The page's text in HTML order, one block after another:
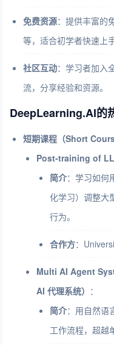
免费资源：提供丰富的
等，适合初学者快速上手
社区互动：学习者加入
流，分享经验和资源。
DeepLearning.AI的
短期课程（Short
Post-training of
简介：学习如何
化学习）调整大
行为。
合作方：
Multi AI Agent
AI 代理系统） ：
简介：用自然语
工作流程，超越